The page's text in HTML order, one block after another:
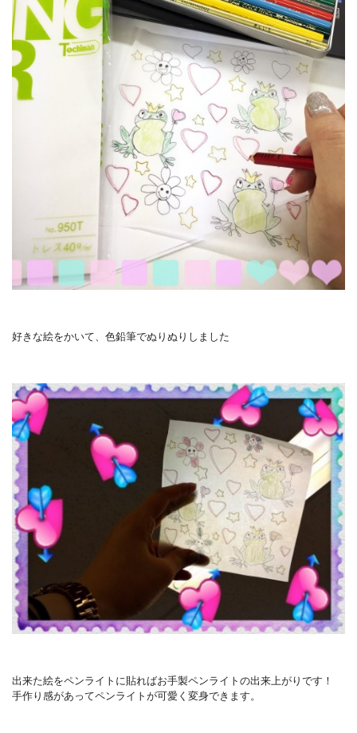
好きな絵をかいて、色鉛筆でぬりぬりしました
出来た絵をペンライトに貼ればお手製ペンライトの出来上がりです！
手作り感があってペンライトが可愛く変身できます。